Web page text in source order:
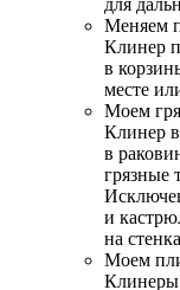
для
Меняем
Клинер
в
месте
Моем
Клинер
в
грязные
и
на
Моем
Клинеры